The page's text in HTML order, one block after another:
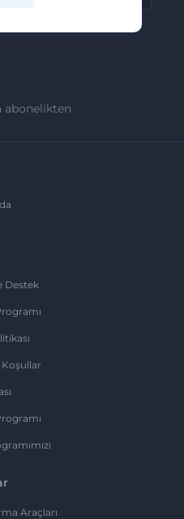
abonelikten
Destek
Koşullar
Araçları